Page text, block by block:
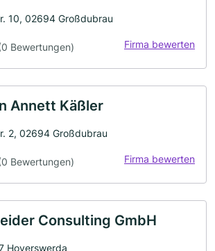
10, 02694 Großdubrau
Bewertungen) Firma bewerten
Annett Käßler
2, 02694 Großdubrau
Bewertungen) Firma bewerten
Consulting GmbH
Hoyerswerda